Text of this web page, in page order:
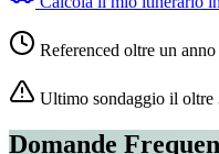
Referenced oltre un anno
Ultimo sondaggio il oltre
Domande